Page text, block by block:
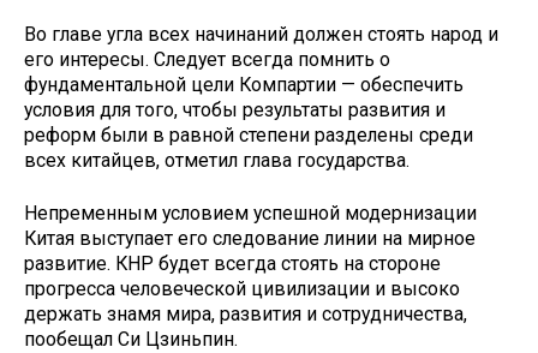
Во главе угла всех начинаний должен стоять народ и
его интересы. Следует всегда помнить о
фундаментальной цели Компартии — обеспечить
условия для того, чтобы результаты развития и
реформ были в равной степени разделены среди
всех китайцев, отметил глава государства.
Непременным условием успешной модернизации
Китая выступает его следование линии на мирное
развитие. КНР будет всегда стоять на стороне
прогресса человеческой цивилизации и высоко
держать знамя мира, развития и сотрудничества,
пообещал Си Цзиньпин.